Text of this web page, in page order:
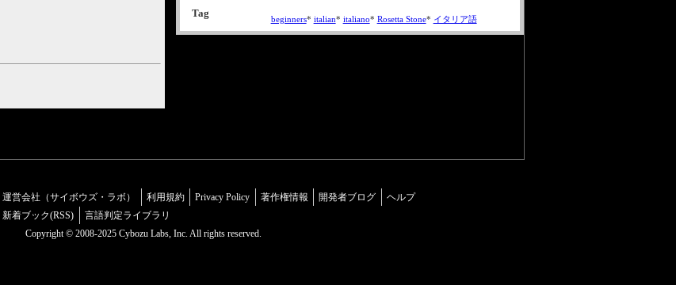
Tag
beginners* italian* italiano* Rosetta Stone* イタリア語
運営会社（サイボウズ・ラボ） 利用規約 Privacy Policy 著作権情報 開発者ブログ
ヘルプ
新着ブック(RSS)
言語判定ライブラリ
Copyright © 2008-2025 Cybozu Labs, Inc. All rights reserved.